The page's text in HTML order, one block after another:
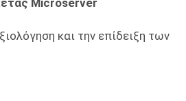
και την επίδειξη των